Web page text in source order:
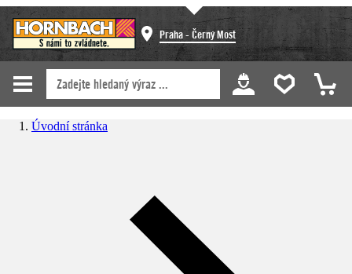
Praha - Černý Most
Úvodní stránka